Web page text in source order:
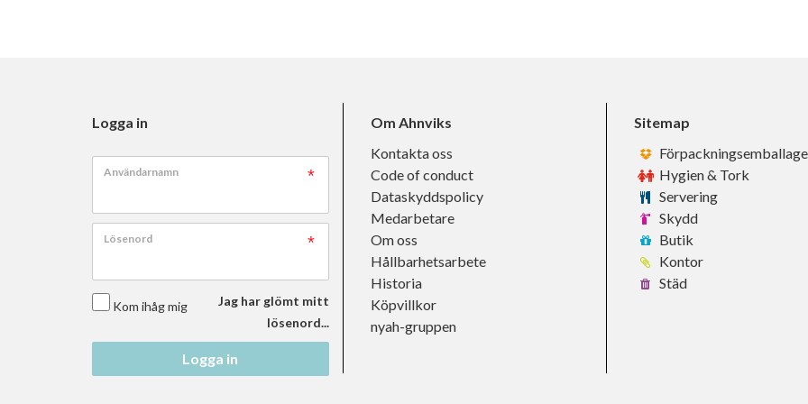
Logga in
Användarnamn
Lösenord
Kom ihåg mig
Jag har glömt mitt
lösenord...
Logga in
Om Ahnviks
Kontakta oss
Code of conduct
Dataskyddspolicy
Medarbetare
Om oss
Hållbarhetsarbete
Historia
Köpvillkor
nyah-gruppen
Sitemap
Förpackningsemballage
Hygien & Tork
Servering
Skydd
Butik
Kontor
Städ